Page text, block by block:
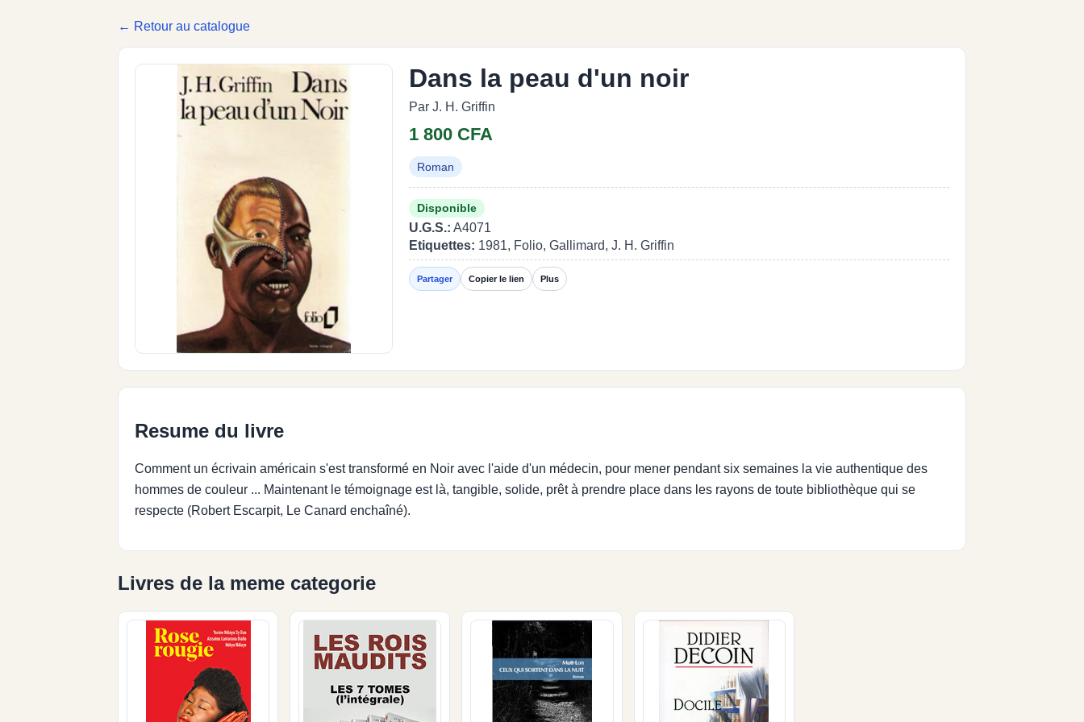
← Retour au catalogue
Dans la peau d'un noir
Par J. H. Griffin
1 800 CFA
Roman
Disponible
U.G.S.: A4071
Etiquettes: 1981, Folio, Gallimard, J. H. Griffin
Partager Copier le lien Plus
Resume du livre
Comment un écrivain américain s'est transformé en Noir avec l'aide d'un médecin, pour mener pendant six semaines la vie authentique des
hommes de couleur ... Maintenant le témoignage est là, tangible, solide, prêt à prendre place dans les rayons de toute bibliothèque qui se
respecte (Robert Escarpit, Le Canard enchaîné).
Livres de la meme categorie